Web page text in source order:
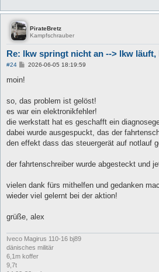
PirateBretz
Kampfschrauber
Re: lkw springt nicht an --> lkw
#24
B
a
2026-06-05 18:19:59
moin!
so, das problem ist gelöst!
es war ein elektronikfehler!
die werkstatt hat es geschafft ein
dabei wurde ausgespuckt, das der
den effekt dass das steuergerät auf notlauf
der fahrtenschreiber wurde abgesteckt und
vielen dank fürs mithelfen und gedanken
wieder viel gelernt bei der aktion!
grüße, alex
Iveco Magirus 110-16 bj89
dänisches militär
6,1m koffer
9,7t